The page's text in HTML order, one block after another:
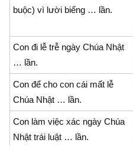
buộc) vì lười biếng … lần.
Con đi lễ trễ ngày Chúa Nhật
… lần.
Con để cho con cái mất lễ
Chúa Nhật … lần.
Con làm việc xác ngày Chúa
Nhật trái luật … lần.